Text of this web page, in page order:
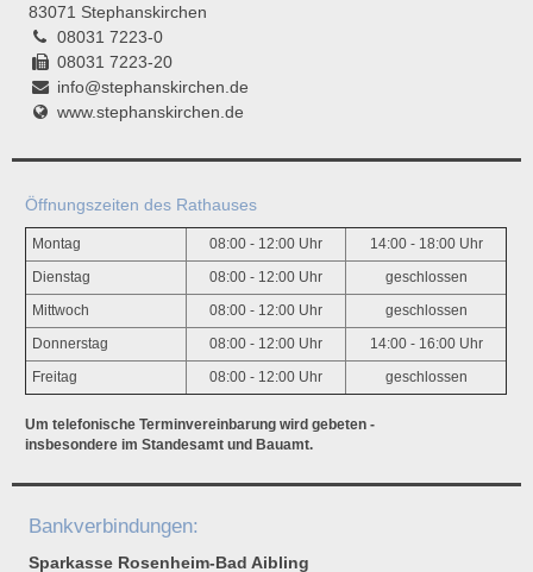
83071 Stephanskirchen
08031 7223-0
08031 7223-20
info@stephanskirchen.de
www.stephanskirchen.de
Öffnungszeiten des Rathauses
Montag 08:00 - 12:00 Uhr 14:00 - 18:00 Uhr
Dienstag 08:00 - 12:00 Uhr geschlossen
Mittwoch 08:00 - 12:00 Uhr geschlossen
Donnerstag 08:00 - 12:00 Uhr 14:00 - 16:00 Uhr
Freitag 08:00 - 12:00 Uhr geschlossen
Um telefonische Terminvereinbarung wird gebeten -
insbesondere im Standesamt und Bauamt.
Bankverbindungen:
Sparkasse Rosenheim-Bad Aibling